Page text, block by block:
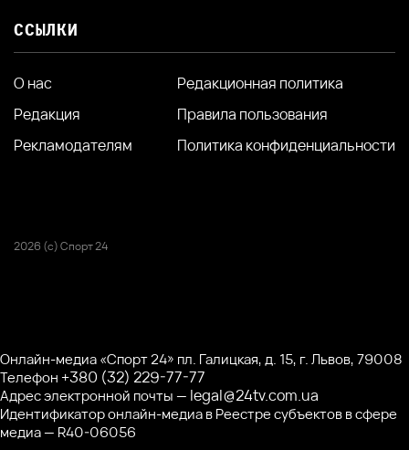
ССЫЛКИ
О нас
Редакция
Рекламодателям
Редакционная политика
Правила пользования
Политика конфиденциальности
2026 (с) Спорт 24
Онлайн-медиа «Спорт 24» пл. Галицкая, д. 15, г. Львов, 79008
Телефон +380 (32) 229-77-77
Адрес электронной почты — legal@24tv.com.ua
Идентификатор онлайн-медиа в Реестре субъектов в сфере
медиа — R40-06056